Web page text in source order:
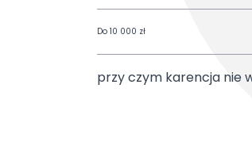
Do 10 000 zł
przy czym karencja nie